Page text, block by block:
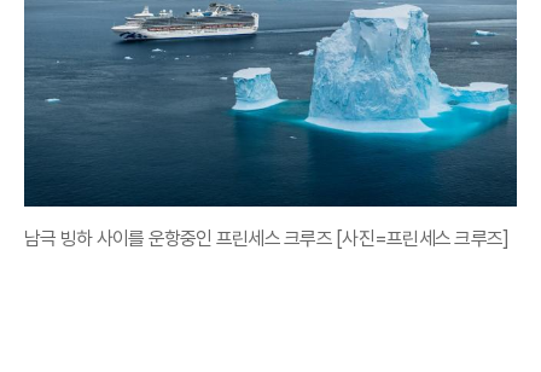
남극 빙하 사이를 운항중인 프린세스 크루즈 [사진=프린세스 크루즈]